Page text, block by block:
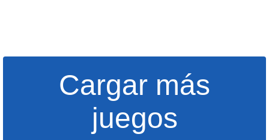
Cargar más
juegos